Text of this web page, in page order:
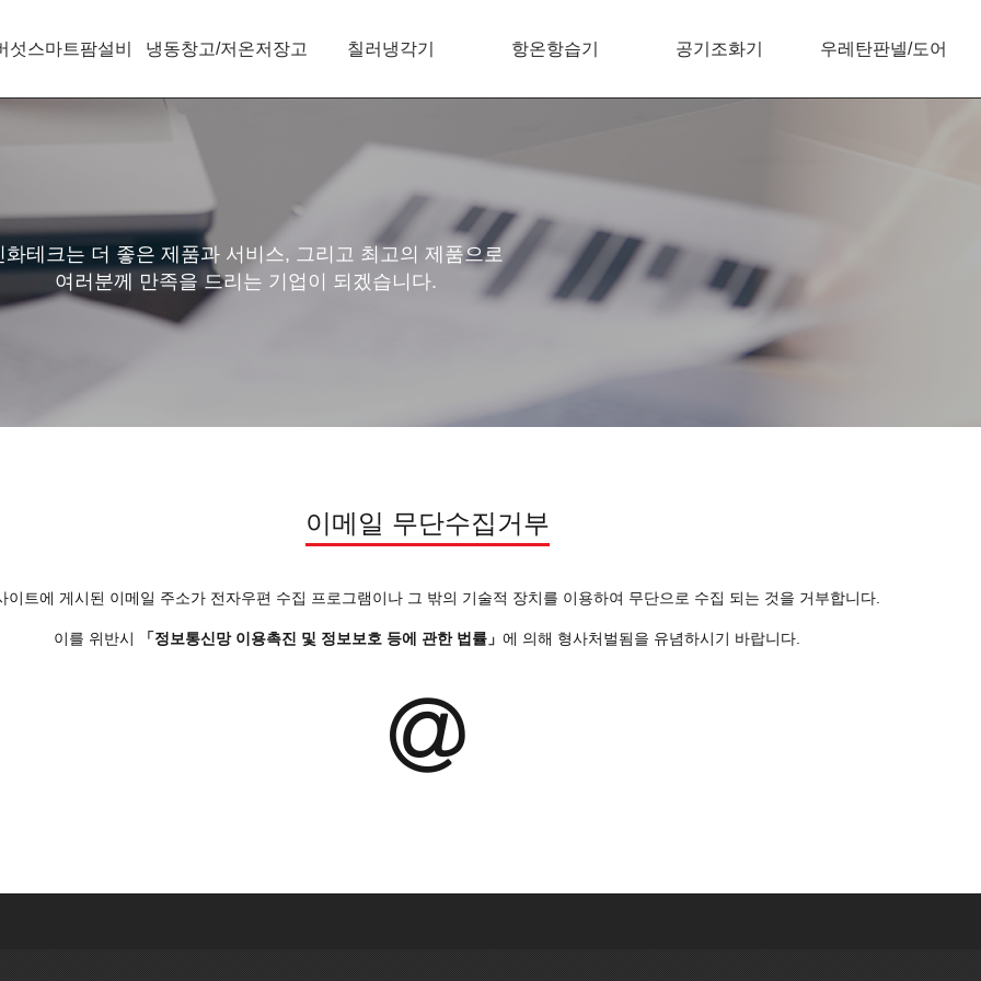
섯스마트팜설비 냉동창고/저온저장고 칠러냉각기 항온항습기 공기조화기 우레탄판넬/도어
화테크는 더 좋은 제품과 서비스, 그리고 최고의 제품으로
여러분께 만족을 드리는 기업이 되겠습니다.
이메일 무단수집거부
이트에 게시된 이메일 주소가 전자우편 수집 프로그램이나 그 밖의 기술적 장치를 이용하여 무단으로 수집 되는 것을 거부합니다.
이를 위반시 「정보통신망 이용촉진 및 정보보호 등에 관한 법률」에 의해 형사처벌됨을 유념하시기 바랍니다.